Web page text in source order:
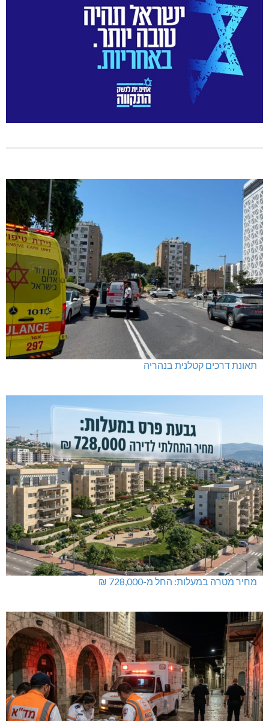
תאונת דרכים קטלנית בנהריה
מחיר מטרה במעלות: החל מ-728,000 ₪